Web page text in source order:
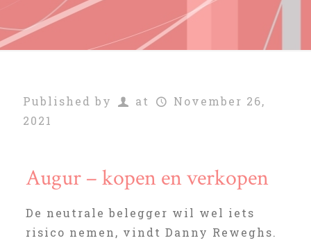
Published by at
November 26,
2021
Augur – kopen en verkopen
De neutrale belegger wil wel iets
risico nemen, vindt Danny Reweghs.